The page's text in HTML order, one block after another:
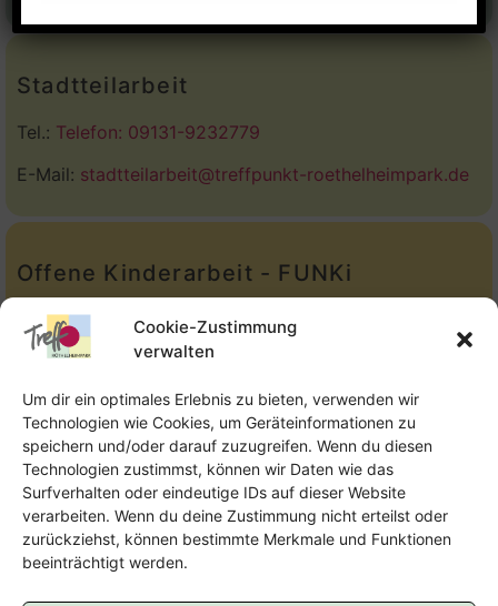
Cookie-Zustimmung
verwalten
Um dir ein optimales Erlebnis zu bieten, verwenden wir
Technologien wie Cookies, um Geräteinformationen zu
speichern und/oder darauf zuzugreifen. Wenn du diesen
Technologien zustimmst, können wir Daten wie das
Surfverhalten oder eindeutige IDs auf dieser Website
verarbeiten. Wenn du deine Zustimmung nicht erteilst oder
zurückziehst, können bestimmte Merkmale und Funktionen
beeinträchtigt werden.
Stadtteilarbeit
Tel.: Telefon: 09131-9232779
E-Mail: stadtteilarbeit@treffpunkt-roethelheimpark.de
Offene Kinderarbeit - FUNKi
Tel.:Telefon: 09131-610749
E-Mail:oka@treffpunkt-roethelheimpark.de
Offene Jugendarbeit - Easthouse
Tel:
09131–302259
E-Mail:oja@treffpunkt-roethelheimpark.de